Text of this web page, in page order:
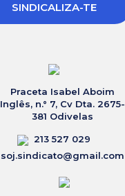
SINDICALIZA-TE
Praceta Isabel Aboim
Inglês, n.° 7, Cv Dta. 2675-
381 Odivelas
213 527 029
soj.sindicato@gmail.com